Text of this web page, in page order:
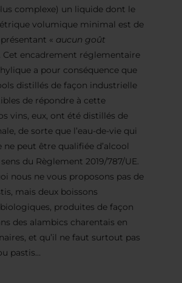
complexe) un liquide dont le
volumique minimal est de
« aucun goût
Cet encadrement réglementaire
a pour conséquence que
distillés de façon industrielle
de répondre à cette
vins, eux, ont été distillés de
de sorte que l’eau-de-vie qui
ne peut être qualifiée d’alcool
du Règlement 2019/787/UE.
nous ne vous proposons pas de
mais deux boissons
produites de façon
des alambics charentais en
et qu’il ne faut surtout pas
pastis…